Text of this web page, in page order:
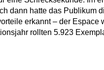
dann hatte das Publikum
erkannt – der Espace
rollten 5.923